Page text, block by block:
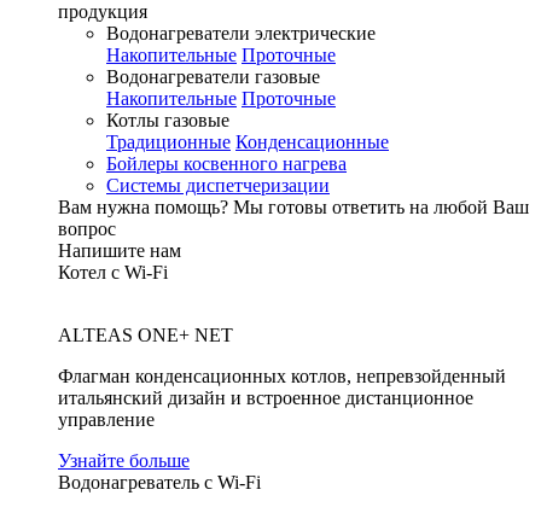
продукция
Водонагреватели электрические
Накопительные Проточные
Водонагреватели газовые
Накопительные Проточные
Котлы газовые
Традиционные Конденсационные
Бойлеры косвенного нагрева
Системы диспетчеризации
Вам нужна помощь? Мы готовы ответить на любой Ваш
вопрос
Напишите нам
Котел с Wi-Fi
ALTEAS ONE+ NET
Флагман конденсационных котлов, непревзойденный
итальянский дизайн и встроенное дистанционное
управление
Узнайте больше
Водонагреватель с Wi-Fi